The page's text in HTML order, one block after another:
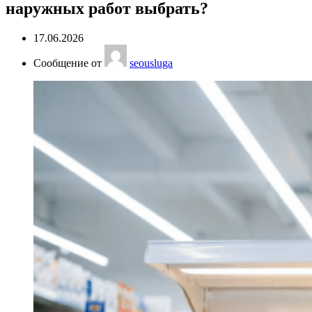
наружных работ выбрать?
17.06.2026
Сообщение от seousluga